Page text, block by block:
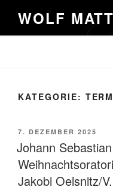
Inhalt
springen
WOLF
KATEGORIE:
VERÖFFENTLICHT
AM
7. DEZEMBER 2025
Johann
Jakobi Oelsnitz/V.